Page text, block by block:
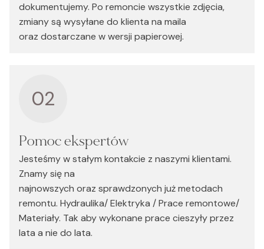
dokumentujemy. Po remoncie wszystkie zdjęcia,
zmiany są wysyłane do klienta na maila
oraz dostarczane w wersji papierowej.
02
Pomoc ekspertów
Jesteśmy w stałym kontakcie z naszymi klientami.
Znamy się na
najnowszych oraz sprawdzonych już metodach
remontu. Hydraulika/ Elektryka / Prace remontowe/
Materiały. Tak aby wykonane prace cieszyły przez
lata a nie do lata.